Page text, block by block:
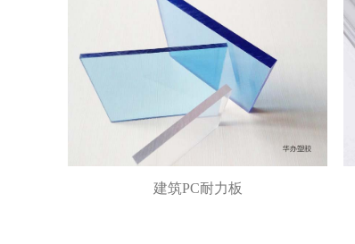
建筑PC耐力板